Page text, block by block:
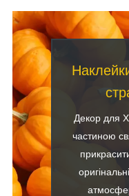
Декор для
частиною